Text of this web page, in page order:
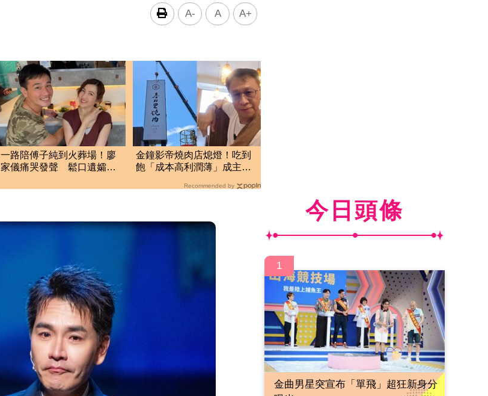
A- A A+
一路陪傅子純到火葬場！廖
家儀痛哭發聲 鬆口遺孀
金鐘影帝燒肉店熄燈！吃到
飽「成本高利潤薄」成主
Recommended by
今日頭條
1
金曲男星突宣布「單飛」超狂新身分